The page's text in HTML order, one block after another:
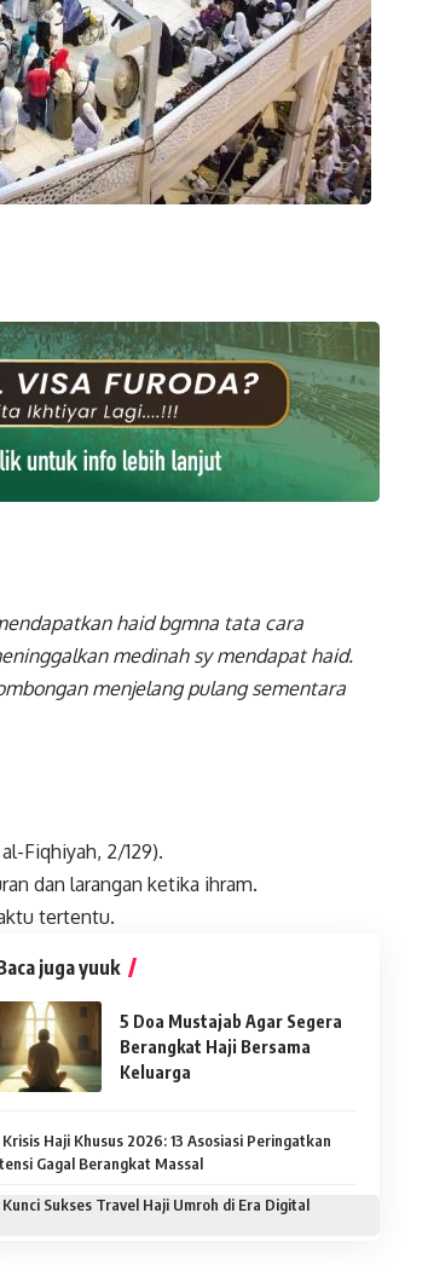
haid bgmna tata cara
medinah sy mendapat haid.
menjelang pulang sementara
Fiqhiyah, 2/129).
dan larangan ketika ihram.
tertentu.
juga yuuk
5 Doa Mustajab Agar Segera
Berangkat Haji Bersama
Keluarga
Krisis Haji Khusus 2026: 13 Asosiasi Peringatkan
Gagal Berangkat Massal
Kunci Sukses Travel Haji Umroh di Era Digital